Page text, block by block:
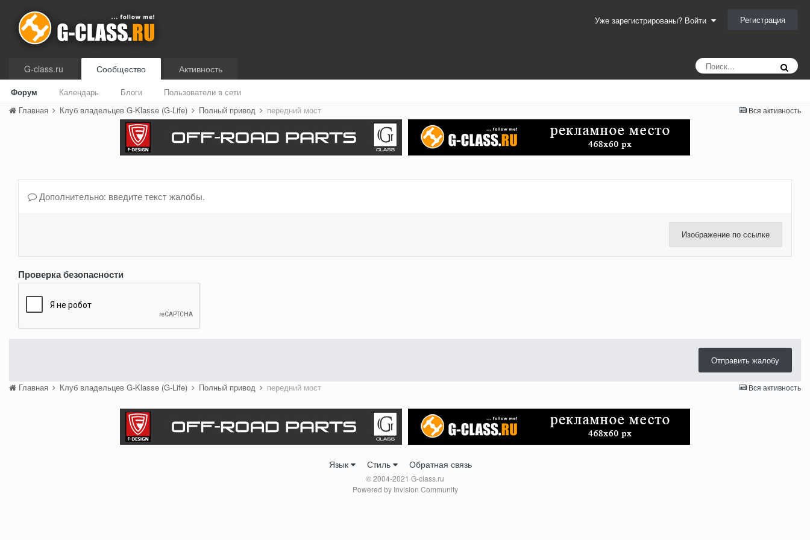
Уже зарегистрированы? Войти Регистрация
G-class.ru Сообщество
Форум Календарь Блоги Пользователи в сети
Активность
Вся активность
Главная Клуб владельцев G-Klasse (G-Life) Полный привод передний мост
Дополнительно: введите текст жалобы.
Изображение по ссылке
Проверка безопасности
Отправить жалобу
Вся активность
Главная Клуб владельцев G-Klasse (G-Life) Полный привод передний мост
Язык Стиль Обратная связь
© 2004-2021 G-class.ru
Powered by Invision Community